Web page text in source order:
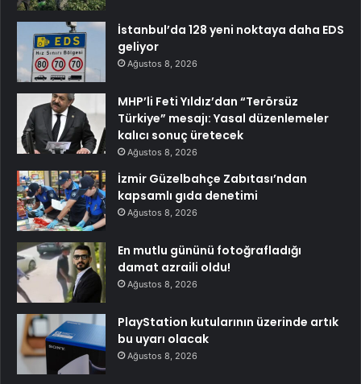
İstanbul’da 128 yeni noktaya daha EDS
geliyor
Ağustos 8, 2026
MHP’li Feti Yıldız’dan “Terörsüz
Türkiye” mesajı: Yasal düzenlemeler
kalıcı sonuç üretecek
Ağustos 8, 2026
İzmir Güzelbahçe Zabıtası’ndan
kapsamlı gıda denetimi
Ağustos 8, 2026
En mutlu gününü fotoğrafladığı
damat azraili oldu!
Ağustos 8, 2026
PlayStation kutularının üzerinde artık
bu uyarı olacak
Ağustos 8, 2026